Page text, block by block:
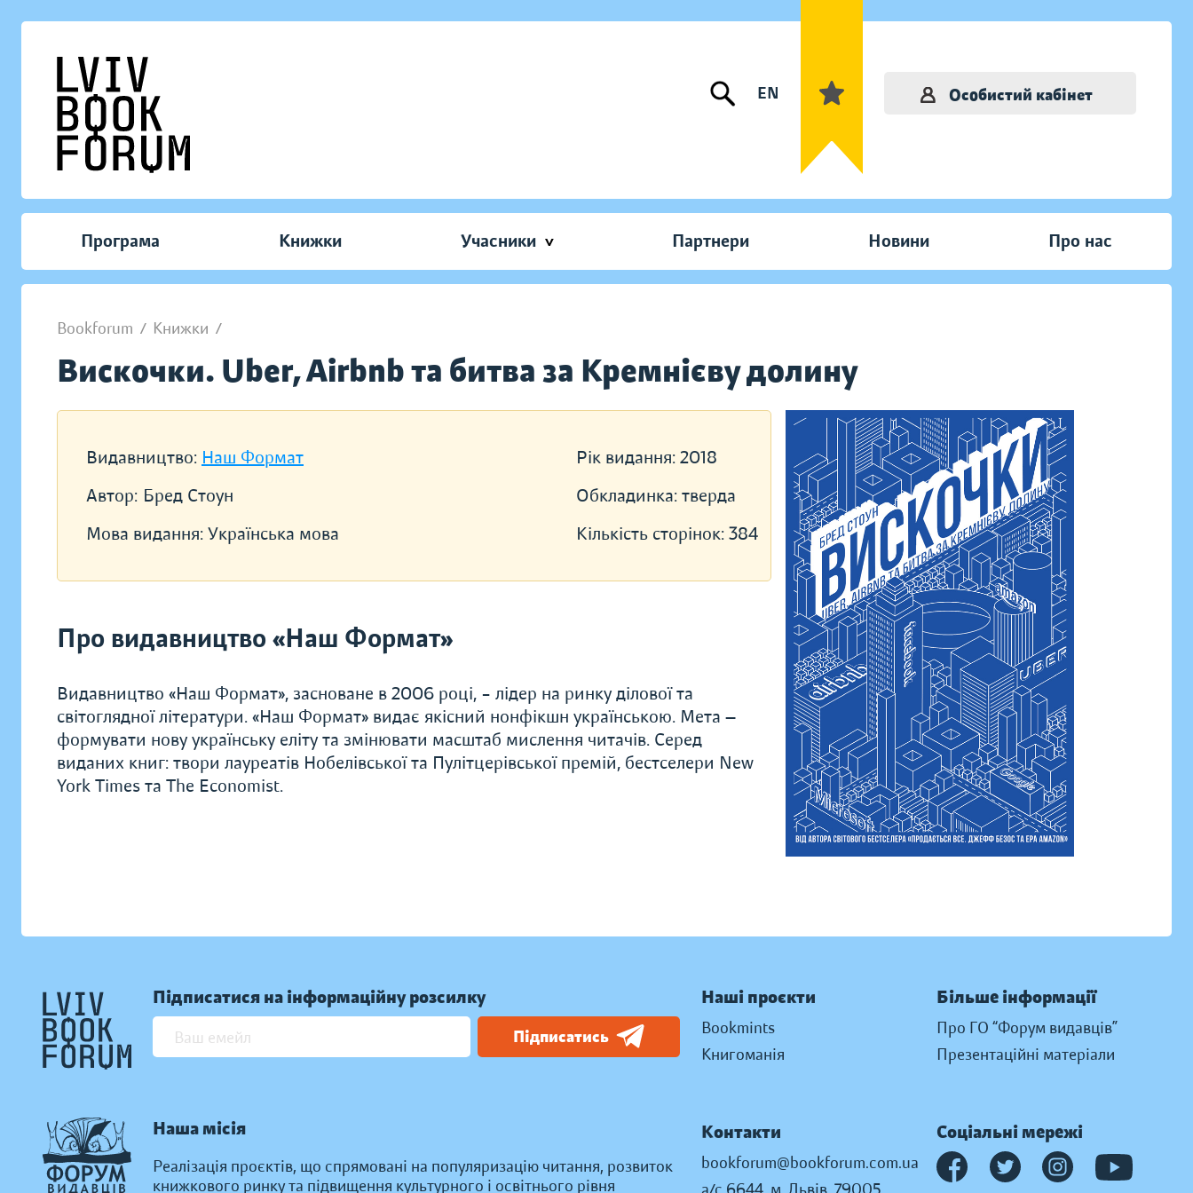
EN Особистий кабінет
Програма Книжки Учасники Партнери Новини Про нас
Bookforum / Книжки /
Вискочки. Uber, Airbnb та битва за Кремнієву долину
Видавництво: Наш Формат
Автор: Бред Стоун
Мова видання: Українська мова
Рік видання: 2018
Обкладинка: тверда
Кількість сторінок: 384
Про видавництво «Наш Формат»
Видавництво «Наш Формат», засноване в 2006 році, – лідер на ринку ділової та
світоглядної літератури. «Наш Формат» видає якісний нонфікшн українською. Мета —
формувати нову українську еліту та змінювати масштаб мислення читачів. Серед
виданих книг: твори лауреатів Нобелівської та Пулітцерівської премій, бестселери New
York Times та The Economist.
Підписатися на інформаційну розсилку
Підписатись
Наша місія
Реалізація проєктів, що спрямовані на популяризацію читання, розвиток
книжкового ринку та підвищення культурного і освітнього рівня
Наші проєкти
Bookmints
Книгоманія
Більше інформації
Про ГО “Форум видавців”
Презентаційні матеріали
Контакти
bookforum@bookforum.com.ua
Соціальні мережі